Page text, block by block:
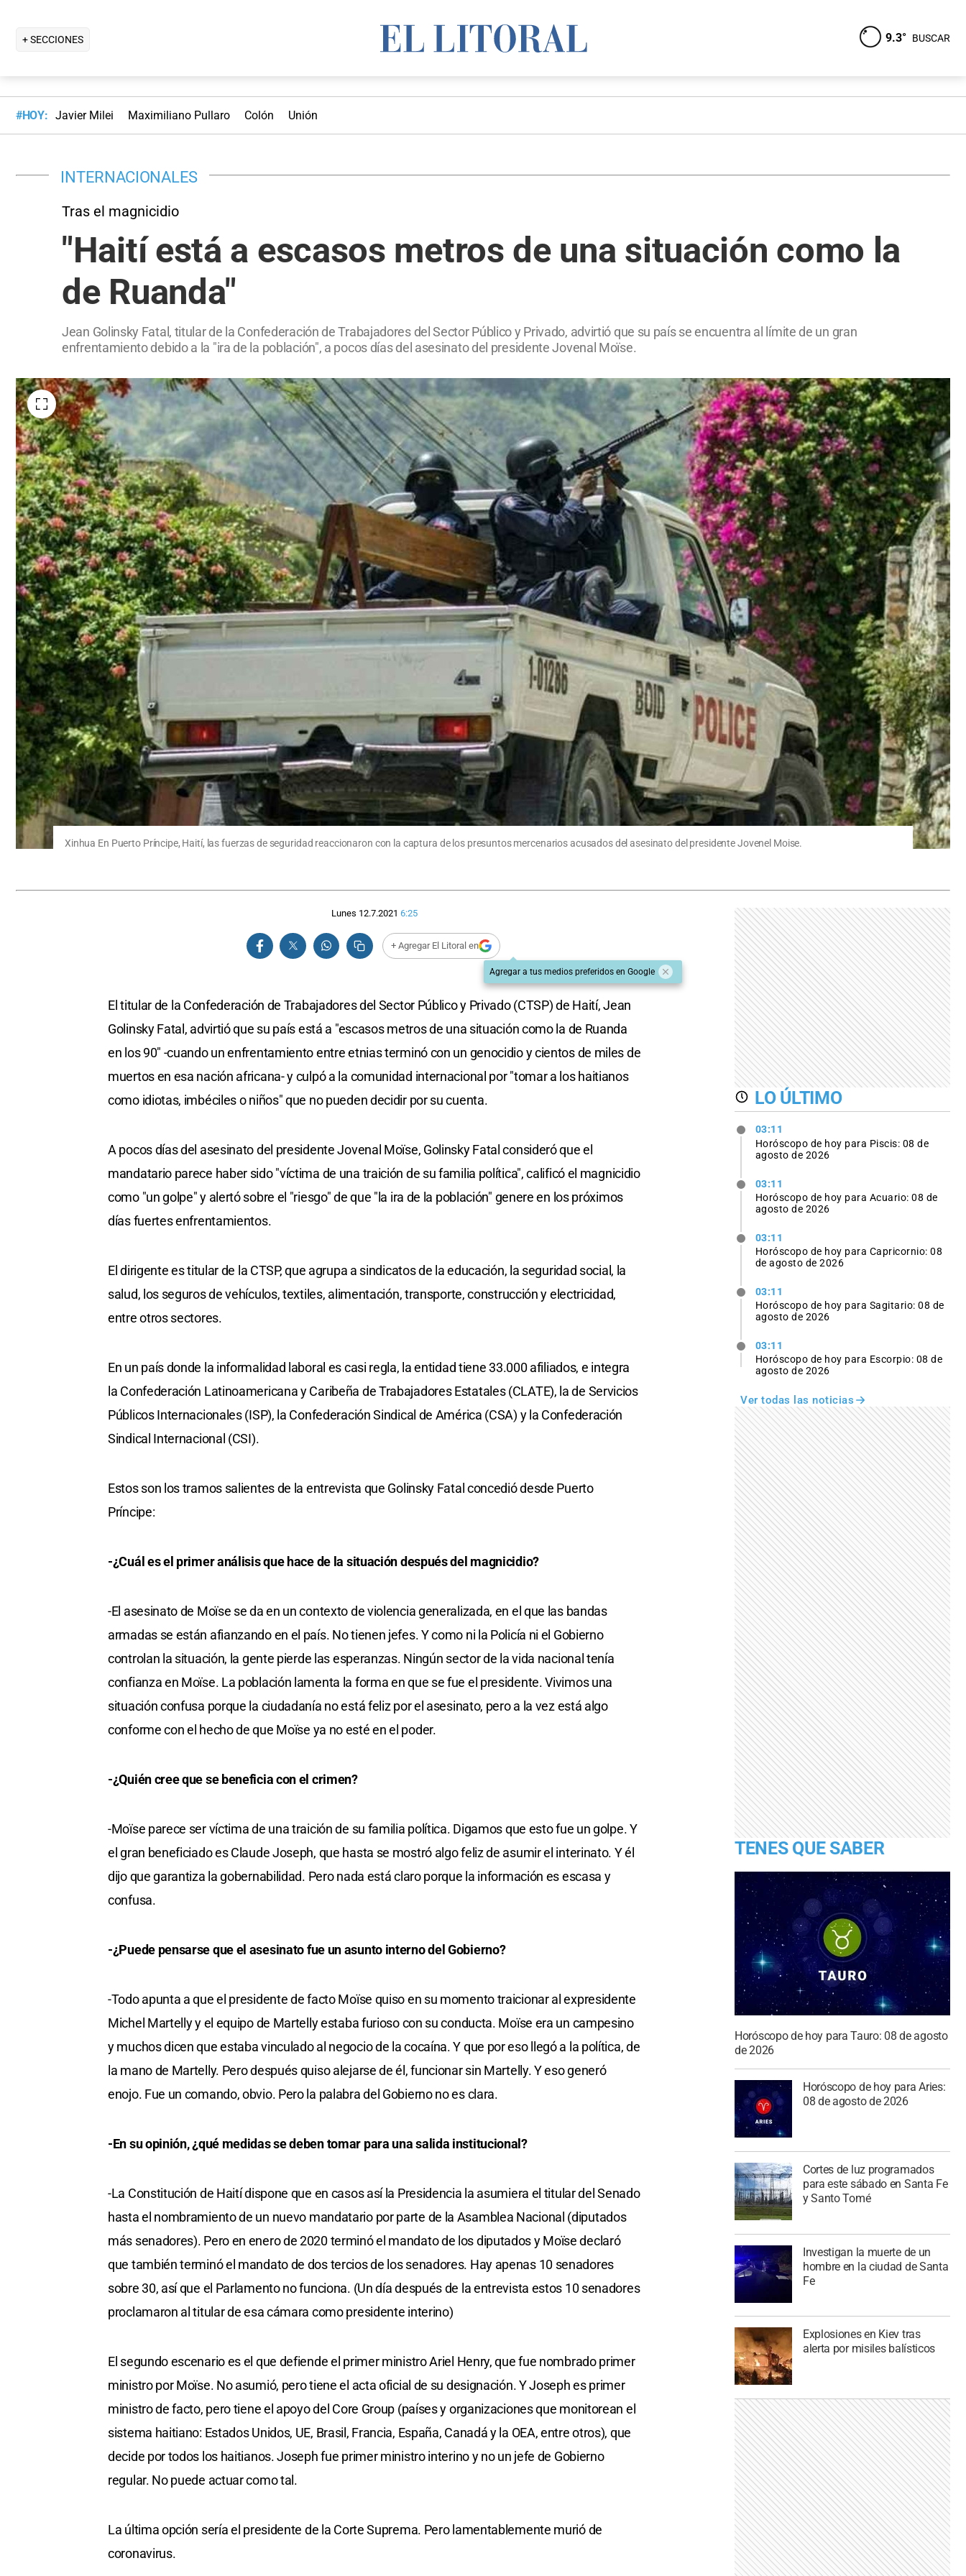
+ SECCIONES 9.3° BUSCAR
#HOY: Javier Milei Maximiliano Pullaro Colón Unión
INTERNACIONALES
Tras el magnicidio
"Haití está a escasos metros de una situación como la
de Ruanda"
Jean Golinsky Fatal, titular de la Confederación de Trabajadores del Sector Público y Privado, advirtió que su país se encuentra al límite de un gran
enfrentamiento debido a la "ira de la población", a pocos días del asesinato del presidente Jovenal Moïse.
Xinhua En Puerto Príncipe, Haití, las fuerzas de seguridad reaccionaron con la captura de los presuntos mercenarios acusados del asesinato del presidente Jovenel Moise.
Lunes 12.7.2021 6:25
+ Agregar El Litoral en
Agregar a tus medios preferidos en Google
El titular de la Confederación de Trabajadores del Sector Público y Privado (CTSP) de Haití, Jean
Golinsky Fatal, advirtió que su país está a "escasos metros de una situación como la de Ruanda
en los 90" -cuando un enfrentamiento entre etnias terminó con un genocidio y cientos de miles de
muertos en esa nación africana- y culpó a la comunidad internacional por "tomar a los haitianos
como idiotas, imbéciles o niños" que no pueden decidir por su cuenta.
A pocos días del asesinato del presidente Jovenal Moïse, Golinsky Fatal consideró que el
mandatario parece haber sido "víctima de una traición de su familia política", calificó el magnicidio
como "un golpe" y alertó sobre el "riesgo" de que "la ira de la población" genere en los próximos
días fuertes enfrentamientos.
El dirigente es titular de la CTSP, que agrupa a sindicatos de la educación, la seguridad social, la
salud, los seguros de vehículos, textiles, alimentación, transporte, construcción y electricidad,
entre otros sectores.
En un país donde la informalidad laboral es casi regla, la entidad tiene 33.000 afiliados, e integra
la Confederación Latinoamericana y Caribeña de Trabajadores Estatales (CLATE), la de Servicios
Públicos Internacionales (ISP), la Confederación Sindical de América (CSA) y la Confederación
Sindical Internacional (CSI).
Estos son los tramos salientes de la entrevista que Golinsky Fatal concedió desde Puerto
Príncipe:
-¿Cuál es el primer análisis que hace de la situación después del magnicidio?
-El asesinato de Moïse se da en un contexto de violencia generalizada, en el que las bandas
armadas se están afianzando en el país. No tienen jefes. Y como ni la Policía ni el Gobierno
controlan la situación, la gente pierde las esperanzas. Ningún sector de la vida nacional tenía
confianza en Moïse. La población lamenta la forma en que se fue el presidente. Vivimos una
situación confusa porque la ciudadanía no está feliz por el asesinato, pero a la vez está algo
conforme con el hecho de que Moïse ya no esté en el poder.
-¿Quién cree que se beneficia con el crimen?
-Moïse parece ser víctima de una traición de su familia política. Digamos que esto fue un golpe. Y
el gran beneficiado es Claude Joseph, que hasta se mostró algo feliz de asumir el interinato. Y él
dijo que garantiza la gobernabilidad. Pero nada está claro porque la información es escasa y
confusa.
-¿Puede pensarse que el asesinato fue un asunto interno del Gobierno?
-Todo apunta a que el presidente de facto Moïse quiso en su momento traicionar al expresidente
Michel Martelly y el equipo de Martelly estaba furioso con su conducta. Moïse era un campesino
y muchos dicen que estaba vinculado al negocio de la cocaína. Y que por eso llegó a la política, de
la mano de Martelly. Pero después quiso alejarse de él, funcionar sin Martelly. Y eso generó
enojo. Fue un comando, obvio. Pero la palabra del Gobierno no es clara.
-En su opinión, ¿qué medidas se deben tomar para una salida institucional?
-La Constitución de Haití dispone que en casos así la Presidencia la asumiera el titular del Senado
hasta el nombramiento de un nuevo mandatario por parte de la Asamblea Nacional (diputados
más senadores). Pero en enero de 2020 terminó el mandato de los diputados y Moïse declaró
que también terminó el mandato de dos tercios de los senadores. Hay apenas 10 senadores
sobre 30, así que el Parlamento no funciona. (Un día después de la entrevista estos 10 senadores
proclamaron al titular de esa cámara como presidente interino)
El segundo escenario es el que defiende el primer ministro Ariel Henry, que fue nombrado primer
ministro por Moïse. No asumió, pero tiene el acta oficial de su designación. Y Joseph es primer
ministro de facto, pero tiene el apoyo del Core Group (países y organizaciones que monitorean el
sistema haitiano: Estados Unidos, UE, Brasil, Francia, España, Canadá y la OEA, entre otros), que
decide por todos los haitianos. Joseph fue primer ministro interino y no un jefe de Gobierno
regular. No puede actuar como tal.
La última opción sería el presidente de la Corte Suprema. Pero lamentablemente murió de
coronavirus.
LO ÚLTIMO
03:11
Horóscopo de hoy para Piscis: 08 de
agosto de 2026
03:11
Horóscopo de hoy para Acuario: 08 de
agosto de 2026
03:11
Horóscopo de hoy para Capricornio: 08
de agosto de 2026
03:11
Horóscopo de hoy para Sagitario: 08 de
agosto de 2026
03:11
Horóscopo de hoy para Escorpio: 08 de
agosto de 2026
Ver todas las noticias
TENES QUE SABER
Horóscopo de hoy para Tauro: 08 de agosto
de 2026
Horóscopo de hoy para Aries:
08 de agosto de 2026
Cortes de luz programados
para este sábado en Santa Fe
y Santo Tomé
Investigan la muerte de un
hombre en la ciudad de Santa
Fe
Explosiones en Kiev tras
alerta por misiles balísticos